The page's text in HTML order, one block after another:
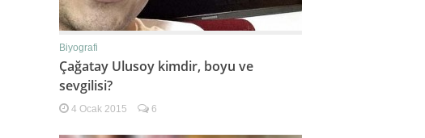
Biyografi
Çağatay Ulusoy kimdir, boyu ve
sevgilisi?
4 Ocak 2015 6